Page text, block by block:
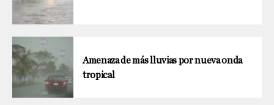
Amenaza de más lluvias por nueva onda
tropical